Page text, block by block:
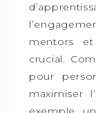
mentors
crucial.
pour
maximiser